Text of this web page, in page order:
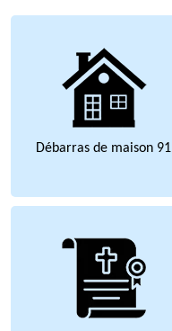
Débarras de maison 91